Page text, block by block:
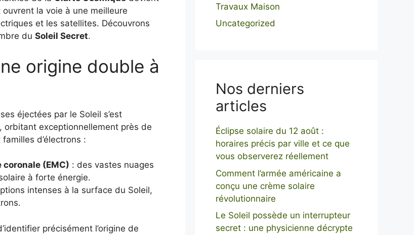
la voie à une meilleure
et les satellites. Découvrons
du Soleil Secret.
origine double à
éjectées par le Soleil s’est
orbitant exceptionnellement près de
d’électrons :
(EMC) : des vastes nuages
à forte énergie.
intenses à la surface du Soleil,
précisément l’origine de
Travaux Maison
Uncategorized
Nos derniers
articles
Éclipse solaire du 12 août :
horaires précis par ville et ce que
vous observerez réellement
Comment l’armée américaine a
conçu une crème solaire
révolutionnaire
Le Soleil possède un interrupteur
secret : une physicienne décrypte